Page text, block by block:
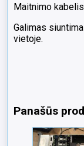
Maitnimo
Galimas
vietoje.
Panašūs